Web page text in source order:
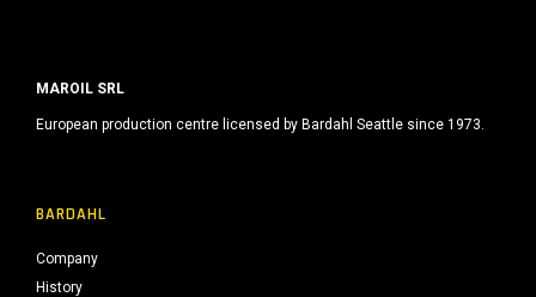
MAROIL SRL
European production centre licensed by Bardahl Seattle since 1973.
BARDAHL
Company
History